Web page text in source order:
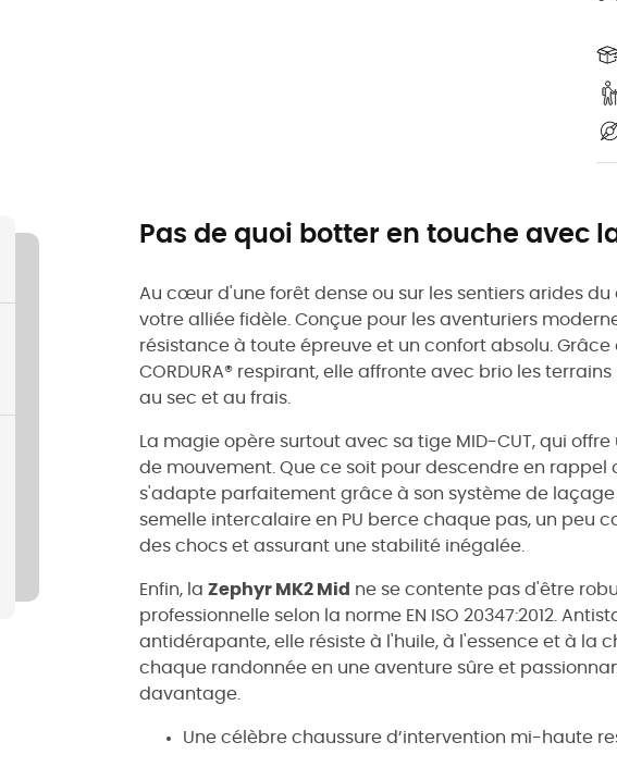
Pas de quoi botter en touche avec
Au cœur d'une forêt dense ou sur les sentiers arides
votre alliée fidèle. Conçue pour les aventuriers
résistance à toute épreuve et un confort absolu.
CORDURA® respirant, elle affronte avec brio les
au sec et au frais.
La magie opère surtout avec sa tige MID-CUT, qui
de mouvement. Que ce soit pour descendre en
s'adapte parfaitement grâce à son système de laçage
semelle intercalaire en PU berce chaque pas, un peu
des chocs et assurant une stabilité inégalée.
Enfin, la Zephyr MK2 Mid ne se contente pas d'être
professionnelle selon la norme EN ISO 20347:2012.
antidérapante, elle résiste à l'huile, à l'essence et à la
chaque randonnée en une aventure sûre et
davantage.
Une célèbre chaussure d’intervention mi-haute